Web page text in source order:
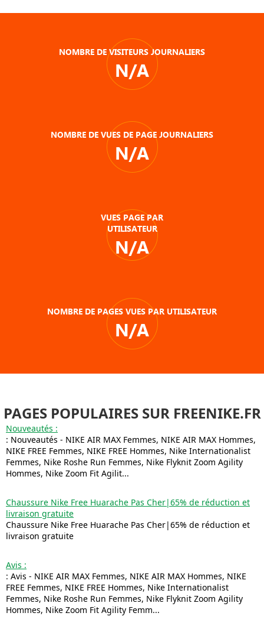
NOMBRE DE VISITEURS JOURNALIERS
N/A
NOMBRE DE VUES DE PAGE JOURNALIERS
N/A
VUES PAGE PAR
UTILISATEUR
N/A
NOMBRE DE PAGES VUES PAR UTILISATEUR
N/A
PAGES POPULAIRES SUR FREENIKE.FR
Nouveautés :
: Nouveautés - NIKE AIR MAX Femmes, NIKE AIR MAX Hommes,
NIKE FREE Femmes, NIKE FREE Hommes, Nike Internationalist
Femmes, Nike Roshe Run Femmes, Nike Flyknit Zoom Agility
Hommes, Nike Zoom Fit Agilit...
Chaussure Nike Free Huarache Pas Cher|65% de réduction et
livraison gratuite
Chaussure Nike Free Huarache Pas Cher|65% de réduction et
livraison gratuite
Avis :
: Avis - NIKE AIR MAX Femmes, NIKE AIR MAX Hommes, NIKE
FREE Femmes, NIKE FREE Hommes, Nike Internationalist
Femmes, Nike Roshe Run Femmes, Nike Flyknit Zoom Agility
Hommes, Nike Zoom Fit Agility Femm...